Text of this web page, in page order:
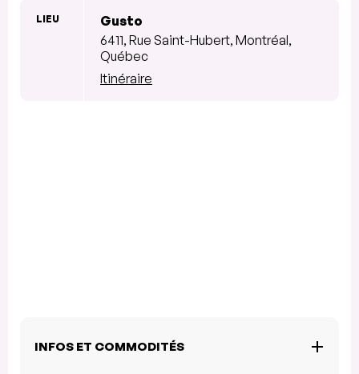
LIEU
Gusto
6411, Rue Saint-Hubert, Montréal,
Québec
Itinéraire
INFOS ET COMMODITÉS